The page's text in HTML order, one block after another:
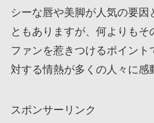
シーな唇や美脚が人気の要因
ともありますが、何よりも
ファンを惹きつけるポイント
対する情熱が多くの人々に感
スポンサーリンク